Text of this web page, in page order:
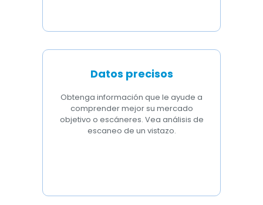
Datos precisos
Obtenga información que le ayude a
comprender mejor su mercado
objetivo o escáneres. Vea análisis de
escaneo de un vistazo.